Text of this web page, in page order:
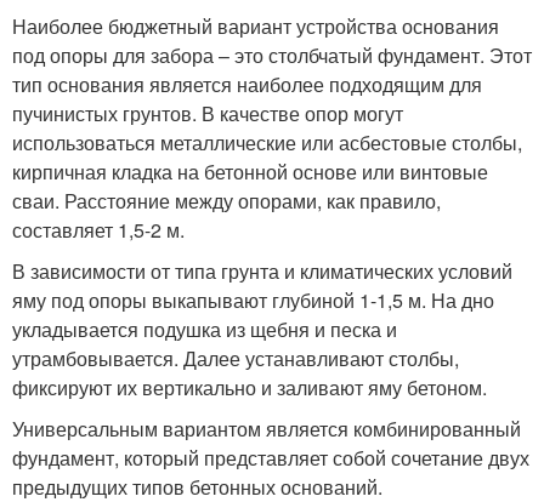
Наиболее бюджетный вариант устройства основания
под опоры для забора – это столбчатый фундамент. Этот
тип основания является наиболее подходящим для
пучинистых грунтов. В качестве опор могут
использоваться металлические или асбестовые столбы,
кирпичная кладка на бетонной основе или винтовые
сваи. Расстояние между опорами, как правило,
составляет 1,5-2 м.
В зависимости от типа грунта и климатических условий
яму под опоры выкапывают глубиной 1-1,5 м. На дно
укладывается подушка из щебня и песка и
утрамбовывается. Далее устанавливают столбы,
фиксируют их вертикально и заливают яму бетоном.
Универсальным вариантом является комбинированный
фундамент, который представляет собой сочетание двух
предыдущих типов бетонных оснований.